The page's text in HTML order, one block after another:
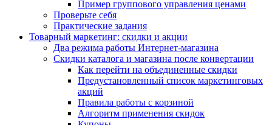
Пример группового управления ценами
Проверьте себя
Практические задания
Товарный маркетинг: скидки и акции
Два режима работы Интернет-магазина
Скидки каталога и магазина после конвертации
Как перейти на объединенные скидки
Предустановленный список маркетинговых
акций
Правила работы с корзиной
Алгоритм применения скидок